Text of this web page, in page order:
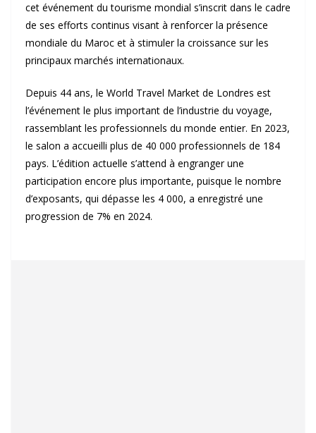
cet événement du tourisme mondial s’inscrit dans le cadre
de ses efforts continus visant à renforcer la présence
mondiale du Maroc et à stimuler la croissance sur les
principaux marchés internationaux.
Depuis 44 ans, le World Travel Market de Londres est
l’événement le plus important de l’industrie du voyage,
rassemblant les professionnels du monde entier. En 2023,
le salon a accueilli plus de 40 000 professionnels de 184
pays. L’édition actuelle s’attend à engranger une
participation encore plus importante, puisque le nombre
d’exposants, qui dépasse les 4 000, a enregistré une
progression de 7% en 2024.